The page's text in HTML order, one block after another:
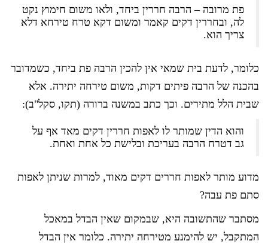
פת מרובה – הרבה חררין ביחד, ולאו משום חימוץ נקט
לה, ובחררין דקים קאמר ומשום דקא טרח טירחא דלא
צריך הוא.
כלומר, לדעת בית שמאי אין להכין הרבה פת ביחד, כשמדובר
בהכנה של הרבה פיתים דקות, משום טירחה יתירה. אלא
שבית הלל מתירים. וכך כתב במשנה ברורה (תקו, סקל"ב):
והוא הדין שמותר לו לאפות חררין דקים מאד אף על
גב דטרח הרבה בעריכת ובלישת כל אחת ואחת.
מדוע מותר לאפות חררים דקים מאוד, למרות שניתן לאפות
סתם פת עבה?
מסתבר שהתשובה היא, שבמקום שאין הבדל במאכל
המתקבל, יש להימנע מטירחה יתירה. כלומר אין הבדל